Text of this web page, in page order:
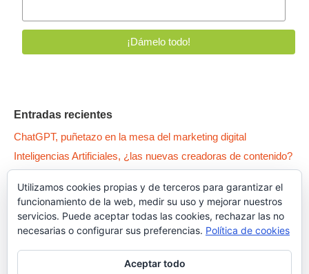
Entradas recientes
ChatGPT, puñetazo en la mesa del marketing digital
Inteligencias Artificiales, ¿las nuevas creadoras de contenido?
Qué es la Canibalización SEO y cómo arreglar tus contenidos
Dark Patterns, el lado oscuro del UX
Utilizamos cookies propias y de terceros para garantizar el
funcionamiento de la web, medir su uso y mejorar nuestros
servicios. Puede aceptar todas las cookies, rechazar las no
necesarias o configurar sus preferencias. Política de cookies
Aceptar todo